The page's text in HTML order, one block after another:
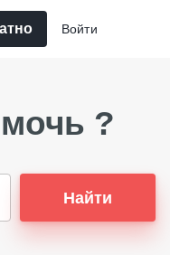
Войти
?
Найти